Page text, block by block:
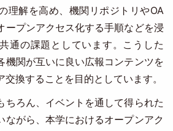
理解を高め、機関リポジトリやOA
ープンアクセス化する手順などを浸
通の課題としています。こうした
機関が互いに良い広報コンテンツを
換することを目的としています。
ろん、イベントを通して得られた
ながら、本学におけるオープンアク